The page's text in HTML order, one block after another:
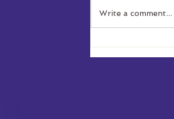
Write a comment...